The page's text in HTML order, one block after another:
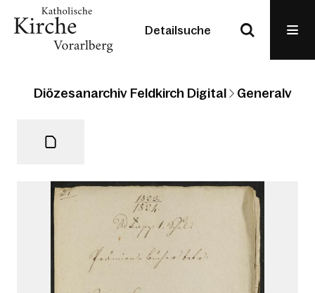
Detailsuche
Diözesanarchiv Feldkirch Digital